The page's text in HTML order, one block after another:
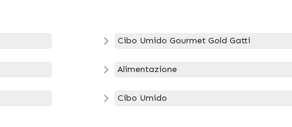
Cibo Umido Gourmet Gold Gatti
Alimentazione
Cibo Umido